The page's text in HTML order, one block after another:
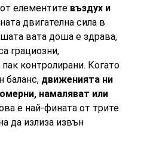
елементите въздух и
двигателна сила в
вата доша е здрава,
грациозни,
контролирани. Когато
баланс, движенията ни
намаляват или
е най-фината от трите
да излиза извън